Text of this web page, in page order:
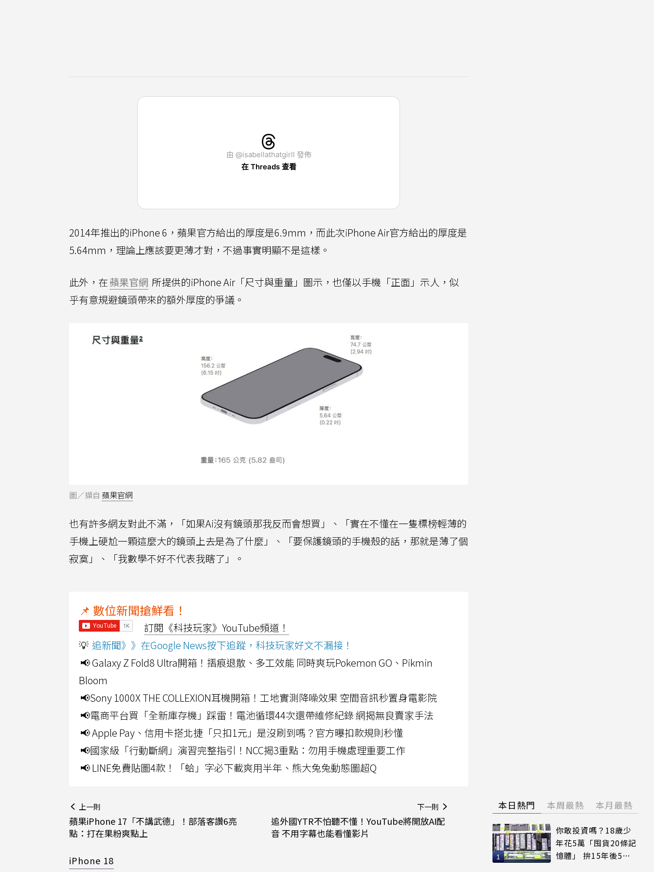
由 @isabellathatgirll 發佈
在 Threads 查看
2014年推出的iPhone 6，蘋果官方給出的厚度是6.9mm，而此次iPhone Air官方給出的厚度是
5.64mm，理論上應該要更薄才對，不過事實明顯不是這樣。
此外，在蘋果官網 所提供的iPhone Air「尺寸與重量」圖示，也僅以手機「正面」示人，似
乎有意規避鏡頭帶來的額外厚度的爭議。
圖／擷自 蘋果官網
也有許多網友對此不滿，「如果Ai沒有鏡頭那我反而會想買」、「實在不懂在一隻標榜輕薄的
手機上硬尬一顆這麼大的鏡頭上去是為了什麼」、「要保護鏡頭的手機殼的話，那就是薄了個
寂寞」、「我數學不好不代表我瞎了」。
📌 數位新聞搶鮮看！
訂閱《科技玩家》YouTube頻道！
💡 追新聞》》在Google News按下追蹤，科技玩家好文不漏接！
📢 Galaxy Z Fold8 Ultra開箱！摺痕退散、多工效能 同時爽玩Pokemon GO、Pikmin
Bloom
📢Sony 1000X THE COLLEXION耳機開箱！工地實測降噪效果 空間音訊秒置身電影院
📢電商平台買「全新庫存機」踩雷！電池循環44次還帶維修紀錄 網揭無良賣家手法
📢 Apple Pay、信用卡搭北捷「只扣1元」是沒刷到嗎？官方曝扣款規則秒懂
📢國家級「行動斷網」演習完整指引！NCC揭3重點：勿用手機處理重要工作
📢 LINE免費貼圖4款！「蛤」字必下載爽用半年、熊大兔兔動態圖超Q
上一則
蘋果iPhone 17「不講武德」！部落客讚6亮
點：打在果粉爽點上
下一則
追外國YTR不怕聽不懂！YouTube將開放AI配
音 不用字幕也能看懂影片
iPhone 18
本日熱門 本周最熱 本月最熱
你敢投資嗎？18歲少
年花5萬「囤貨20條記
憶體」 拚15年後5倍